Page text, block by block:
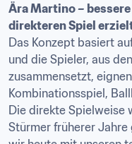
Ära Martino –
direkteren Spiel
Das Konzept basiert
und die Spieler, aus
zusammensetzt,
Kombinationsspiel,
Die direkte Spielweise
Stürmer früherer